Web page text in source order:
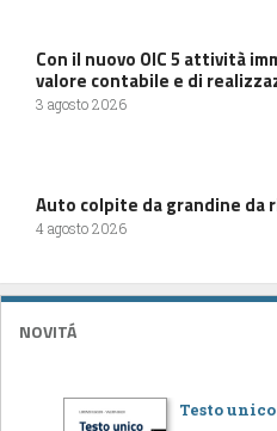
Con il nuovo OIC 5 attività
valore contabile e di
3 agosto 2026
Auto colpite da grandine da
4 agosto 2026
NOVITÁ
Testo